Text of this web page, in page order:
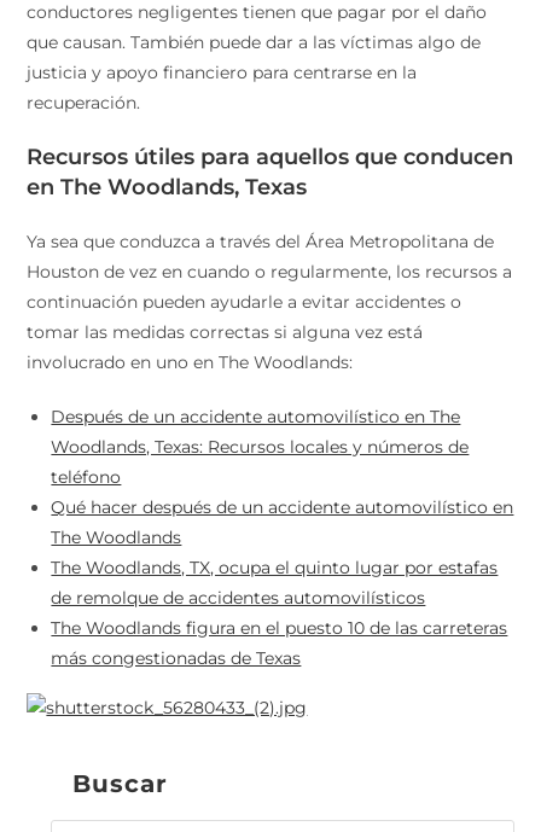
conductores negligentes tienen que pagar por el daño
que causan. También puede dar a las víctimas algo de
justicia y apoyo financiero para centrarse en la
recuperación.
Recursos útiles para aquellos que conducen
en The Woodlands, Texas
Ya sea que conduzca a través del Área Metropolitana de
Houston de vez en cuando o regularmente, los recursos a
continuación pueden ayudarle a evitar accidentes o
tomar las medidas correctas si alguna vez está
involucrado en uno en The Woodlands:
Después de un accidente automovilístico en The
Woodlands, Texas: Recursos locales y números de
teléfono
Qué hacer después de un accidente automovilístico en
The Woodlands
The Woodlands, TX, ocupa el quinto lugar por estafas
de remolque de accidentes automovilísticos
The Woodlands figura en el puesto 10 de las carreteras
más congestionadas de Texas
Buscar